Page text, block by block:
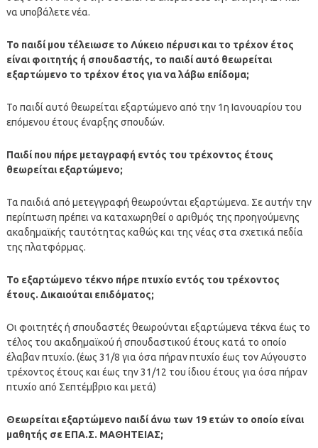
να υποβάλετε νέα.
Το παιδί μου τέλειωσε το Λύκειο πέρυσι και το τρέχον έτος
είναι φοιτητής ή σπουδαστής, το παιδί αυτό θεωρείται
εξαρτώμενο το τρέχον έτος για να λάβω επίδομα;
Το παιδί αυτό θεωρείται εξαρτώμενο από την 1η Ιανουαρίου του
επόμενου έτους έναρξης σπουδών.
Παιδί που πήρε μεταγραφή εντός του τρέχοντος έτους
θεωρείται εξαρτώμενο;
Τα παιδιά από μετεγγραφή θεωρούνται εξαρτώμενα. Σε αυτήν την
περίπτωση πρέπει να καταχωρηθεί ο αριθμός της προηγούμενης
ακαδημαϊκής ταυτότητας καθώς και της νέας στα σχετικά πεδία
της πλατφόρμας.
Το εξαρτώμενο τέκνο πήρε πτυχίο εντός του τρέχοντος
έτους. Δικαιούται επιδόματος;
Οι φοιτητές ή σπουδαστές θεωρούνται εξαρτώμενα τέκνα έως το
τέλος του ακαδημαϊκού ή σπουδαστικού έτους κατά το οποίο
έλαβαν πτυχίο. (έως 31/8 για όσα πήραν πτυχίο έως τον Αύγουστο
τρέχοντος έτους και έως την 31/12 του ίδιου έτους για όσα πήραν
πτυχίο από Σεπτέμβριο και μετά)
Θεωρείται εξαρτώμενο παιδί άνω των 19 ετών το οποίο είναι
μαθητής σε ΕΠΑ.Σ. ΜΑΘΗΤΕΙΑΣ;